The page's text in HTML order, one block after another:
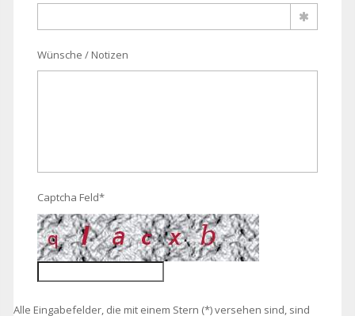
Wünsche / Notizen
Captcha Feld*
Alle Eingabefelder, die mit einem Stern (*) versehen sind, sind